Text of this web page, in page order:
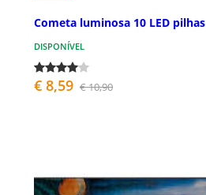
Cometa luminosa 10 LED pilhas
DISPONÍVEL
€ 8,59 € 10,90